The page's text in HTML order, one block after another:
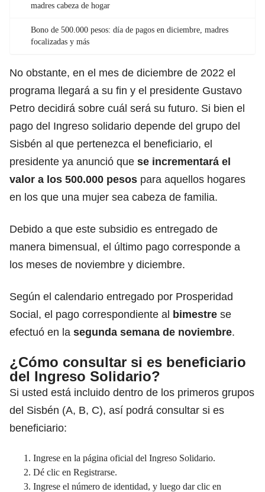
madres cabeza de hogar
Bono de 500.000 pesos: día de pagos en diciembre, madres
focalizadas y más
No obstante, en el mes de diciembre de 2022 el
programa llegará a su fin y el presidente Gustavo
Petro decidirá sobre cuál será su futuro. Si bien el
pago del Ingreso solidario depende del grupo del
Sisbén al que pertenezca el beneficiario, el
presidente ya anunció que se incrementará el
valor a los 500.000 pesos para aquellos hogares
en los que una mujer sea cabeza de familia.
Debido a que este subsidio es entregado de
manera bimensual, el último pago corresponde a
los meses de noviembre y diciembre.
Según el calendario entregado por Prosperidad
Social, el pago correspondiente al bimestre se
efectuó en la segunda semana de noviembre.
¿Cómo consultar si es beneficiario
del Ingreso Solidario?
Si usted está incluido dentro de los primeros grupos
del Sisbén (A, B, C), así podrá consultar si es
beneficiario:
Ingrese en la página oficial del Ingreso Solidario.
Dé clic en Registrarse.
Ingrese el número de identidad, y luego dar clic en